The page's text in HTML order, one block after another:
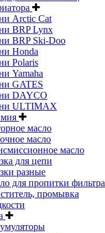
Arctic Cat
BRP Lynx
BRP Ski-Doo
Honda
Polaris
Yamaha
GATES
DAYCO
ULTIMAX
масло
масло
масло
для цепи
разные
для пропитки фильтра
промывка